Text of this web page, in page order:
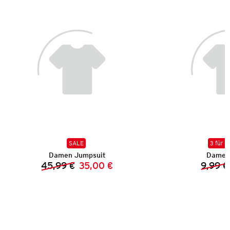
SALE
Damen Jumpsuit
Vorheriger Preis:
45,99 € Neuer Preis:
35,00 €
3 für 2
9,99 €